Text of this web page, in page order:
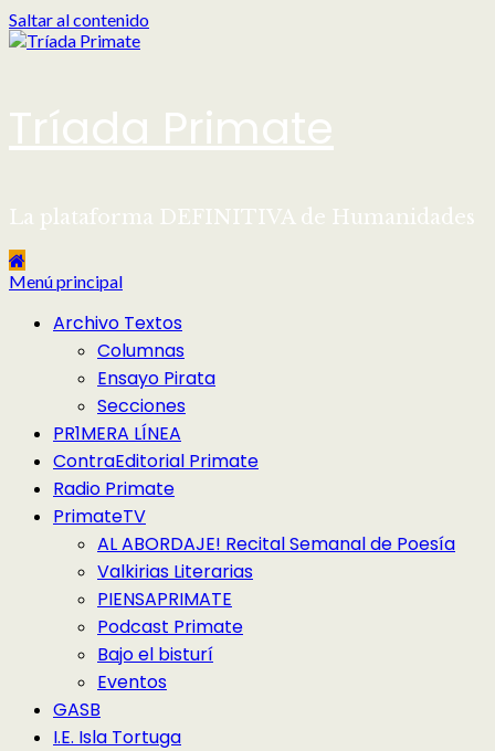
Saltar al contenido
Tríada Primate
La plataforma DEFINITIVA de Humanidades
Menú principal
Archivo Textos
Columnas
Ensayo Pirata
Secciones
PR1MERA LÍNEA
ContraEditorial Primate
Radio Primate
PrimateTV
AL ABORDAJE! Recital Semanal de Poesía
Valkirias Literarias
PIENSAPRIMATE
Podcast Primate
Bajo el bisturí
Eventos
GASB
I.E. Isla Tortuga